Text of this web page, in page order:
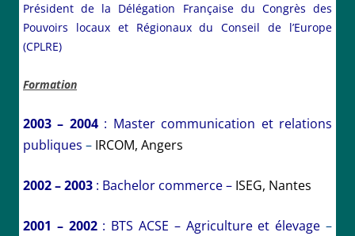
Président de la Délégation Française du Congrès des
Pouvoirs locaux et Régionaux du Conseil de l’Europe
(CPLRE)
Formation
2003 – 2004 : Master communication et relations
publiques – IRCOM, Angers
2002 – 2003 : Bachelor commerce – ISEG, Nantes
2001 – 2002: BTS ACSE – Agriculture et élevage –